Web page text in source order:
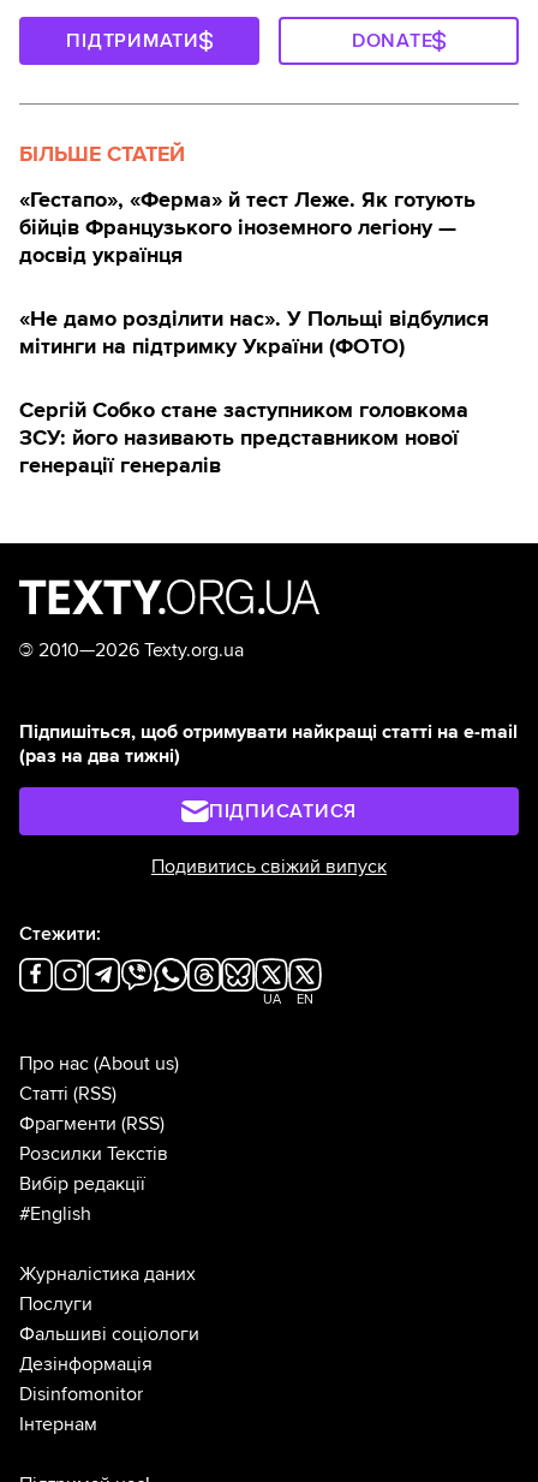
ПІДТРИМАТИ DONATE
БІЛЬШЕ СТАТЕЙ
«Гестапо», «Ферма» й тест Леже. Як готують
бійців Французького іноземного легіону —
досвід українця
«Не дамо розділити нас». У Польщі відбулися
мітинги на підтримку України (ФОТО)
Сергій Собко стане заступником головкома
ЗСУ: його називають представником нової
генерації генералів
© 2010—2026 Texty.org.ua
Підпишіться, щоб отримувати найкращі статті на e-mail
(раз на два тижні)
ПІДПИСАТИСЯ
Подивитись свіжий випуск
Стежити:
UA EN
Про нас (About us)
Статті (RSS)
Фрагменти (RSS)
Розсилки Текстів
Вибір редакції
#English
Журналістика даних
Послуги
Фальшиві соціологи
Дезінформація
Disinfomonitor
Інтернам